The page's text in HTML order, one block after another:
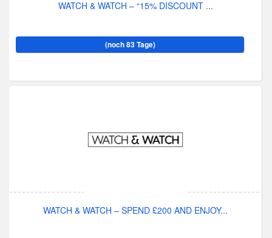
WATCH & WATCH – “15% DISCOUNT ...
(noch 83 Tage)
WATCH & WATCH – SPEND £200 AND ENJOY...